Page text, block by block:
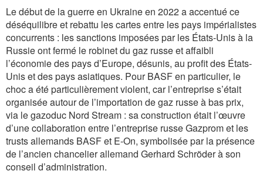
Le début de la guerre en Ukraine en 2022 a accentué ce
déséquilibre et rebattu les cartes entre les pays impérialistes
concurrents : les sanctions imposées par les États-Unis à la
Russie ont fermé le robinet du gaz russe et affaibli
l’économie des pays d’Europe, désunis, au profit des États-
Unis et des pays asiatiques. Pour BASF en particulier, le
choc a été particulièrement violent, car l’entreprise s’était
organisée autour de l’importation de gaz russe à bas prix,
via le gazoduc Nord Stream : sa construction était l’œuvre
d’une collaboration entre l’entreprise russe Gazprom et les
trusts allemands BASF et E-On, symbolisée par la présence
de l’ancien chancelier allemand Gerhard Schröder à son
conseil d’administration.